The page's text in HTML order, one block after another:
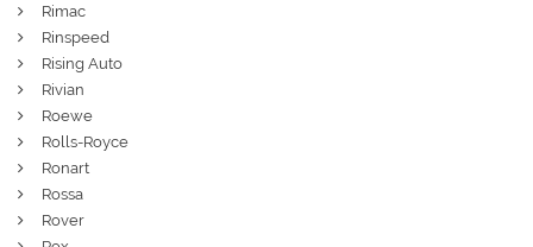
Rimac
Rinspeed
Rising Auto
Rivian
Roewe
Rolls-Royce
Ronart
Rossa
Rover